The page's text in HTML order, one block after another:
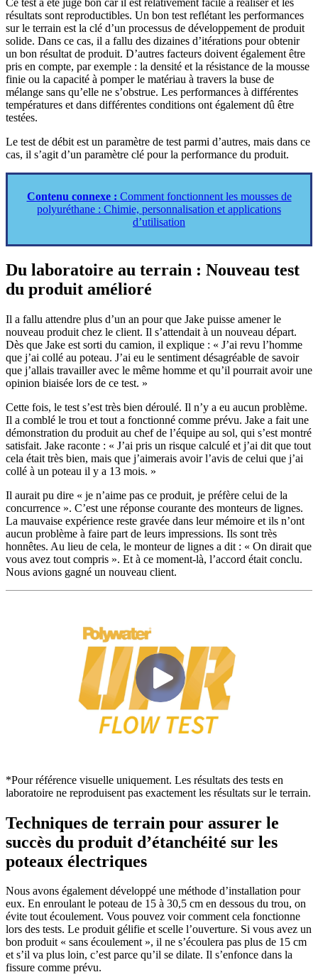
résultats sont reproductibles. Un bon test reflétant les performances
sur le terrain est la clé d’un processus de développement de produit
solide. Dans ce cas, il a fallu des dizaines d’itérations pour obtenir
un bon résultat de produit. D’autres facteurs doivent également être
pris en compte, par exemple : la densité et la résistance de la mousse
finie ou la capacité à pomper le matériau à travers la buse de
mélange sans qu’elle ne s’obstrue. Les performances à différentes
températures et dans différentes conditions ont également dû être
testées.
Le test de débit est un paramètre de test parmi d’autres, mais dans ce
cas, il s’agit d’un paramètre clé pour la performance du produit.
Contenu connexe : Comment fonctionnent les mousses de
polyuréthane : Chimie, personnalisation et applications
d’utilisation
Du laboratoire au terrain : Nouveau test
du produit amélioré
Il a fallu attendre plus d’un an pour que Jake puisse amener le
nouveau produit chez le client. Il s’attendait à un nouveau départ.
Dès que Jake est sorti du camion, il explique : « J’ai revu l’homme
que j’ai collé au poteau. J’ai eu le sentiment désagréable de savoir
que j’allais travailler avec le même homme et qu’il pourrait avoir une
opinion biaisée lors de ce test. »
Cette fois, le test s’est très bien déroulé. Il n’y a eu aucun problème.
Il a comblé le trou et tout a fonctionné comme prévu. Jake a fait une
démonstration du produit au chef de l’équipe au sol, qui s’est montré
satisfait. Jake raconte : « J’ai pris un risque calculé et j’ai dit que tout
cela était très bien, mais que j’aimerais avoir l’avis de celui que j’ai
collé à un poteau il y a 13 mois. »
Il aurait pu dire « je n’aime pas ce produit, je préfère celui de la
concurrence ». C’est une réponse courante des monteurs de lignes.
La mauvaise expérience reste gravée dans leur mémoire et ils n’ont
aucun problème à faire part de leurs impressions. Ils sont très
honnêtes. Au lieu de cela, le monteur de lignes a dit : « On dirait que
vous avez tout compris ». Et à ce moment-là, l’accord était conclu.
Nous avions gagné un nouveau client.
*Pour référence visuelle uniquement. Les résultats des tests en
laboratoire ne reproduisent pas exactement les résultats sur le terrain.
Techniques de terrain pour assurer le
succès du produit d’étanchéité sur les
poteaux électriques
Nous avons également développé une méthode d’installation pour
eux. En enroulant le poteau de 15 à 30,5 cm en dessous du trou, on
évite tout écoulement. Vous pouvez voir comment cela fonctionne
lors des tests. Le produit gélifie et scelle l’ouverture. Si vous avez un
bon produit « sans écoulement », il ne s’écoulera pas plus de 15 cm
et s’il va plus loin, c’est parce qu’il se dilate. Il s’enfonce dans la
fissure comme prévu.